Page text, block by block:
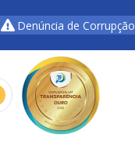
Denúncia de Corrupção